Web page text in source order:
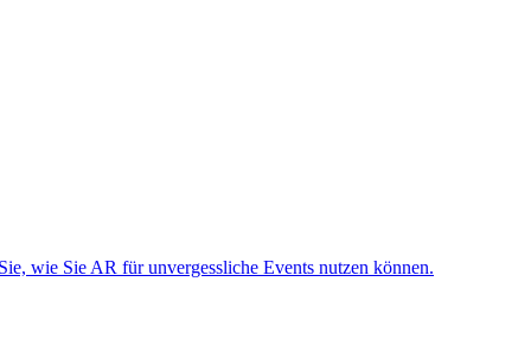
wie Sie AR für unvergessliche Events nutzen können.